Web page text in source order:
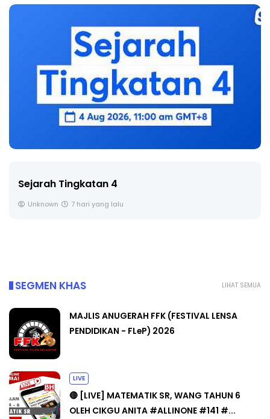
🔴 [LIVE] PRINSIP PERAKAUNAN, BEDAH TUNTAS
LIHAT SEMUA
SEGMEN KHAS
MAJLIS ANUGERAH FFK (FESTIVAL LENSA
PENDIDIKAN - FLeP) 2026
LIVE
🔴 [LIVE] MATEMATIK SR, WANG TAHUN 6
OLEH CIKGU ANITA #ALLINONE #141 #...